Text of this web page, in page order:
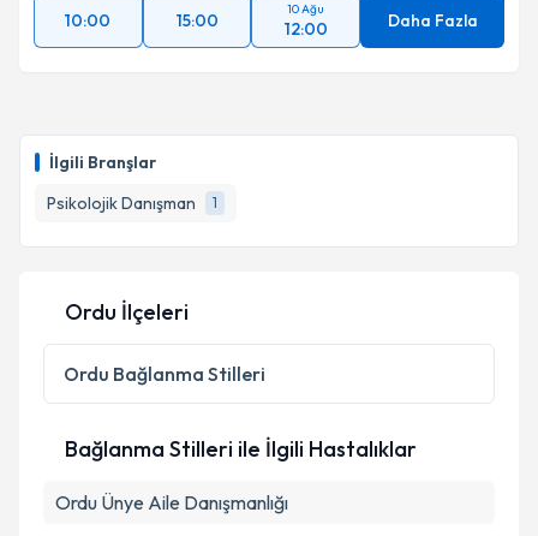
İlgili Branşlar
Psikolojik Danışman
1
10:00 15:00
10 Ağu
12:00 Daha Fazla
Ordu İlçeleri
Ordu Bağlanma Stilleri
Bağlanma Stilleri ile İlgili Hastalıklar
Ordu Ünye Aile Danışmanlığı